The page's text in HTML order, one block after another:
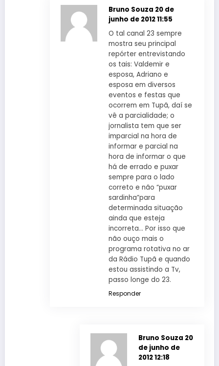
Bruno Souza 20 de
junho de 2012 11:55
O tal canal 23 sempre
mostra seu principal
repórter entrevistando
os tais: Valdemir e
esposa, Adriano e
esposa em diversos
eventos e festas que
ocorrem em Tupã, daí se
vê a parcialidade; o
jornalista tem que ser
imparcial na hora de
informar e parcial na
hora de informar o que
há de errado e puxar
sempre para o lado
correto e não “puxar
sardinha”para
determinada situação
ainda que esteja
incorreta… Por isso que
não ouço mais o
programa rotativa no ar
da Rádio Tupã e quando
estou assistindo a Tv,
passo longe do 23.
Responder
Bruno Souza 20
de junho de
2012 12:18